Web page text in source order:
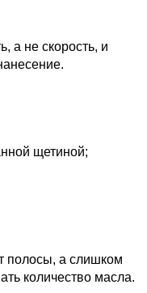
а не скорость, и
щетиной;
полосы, а слишком
количество масла.